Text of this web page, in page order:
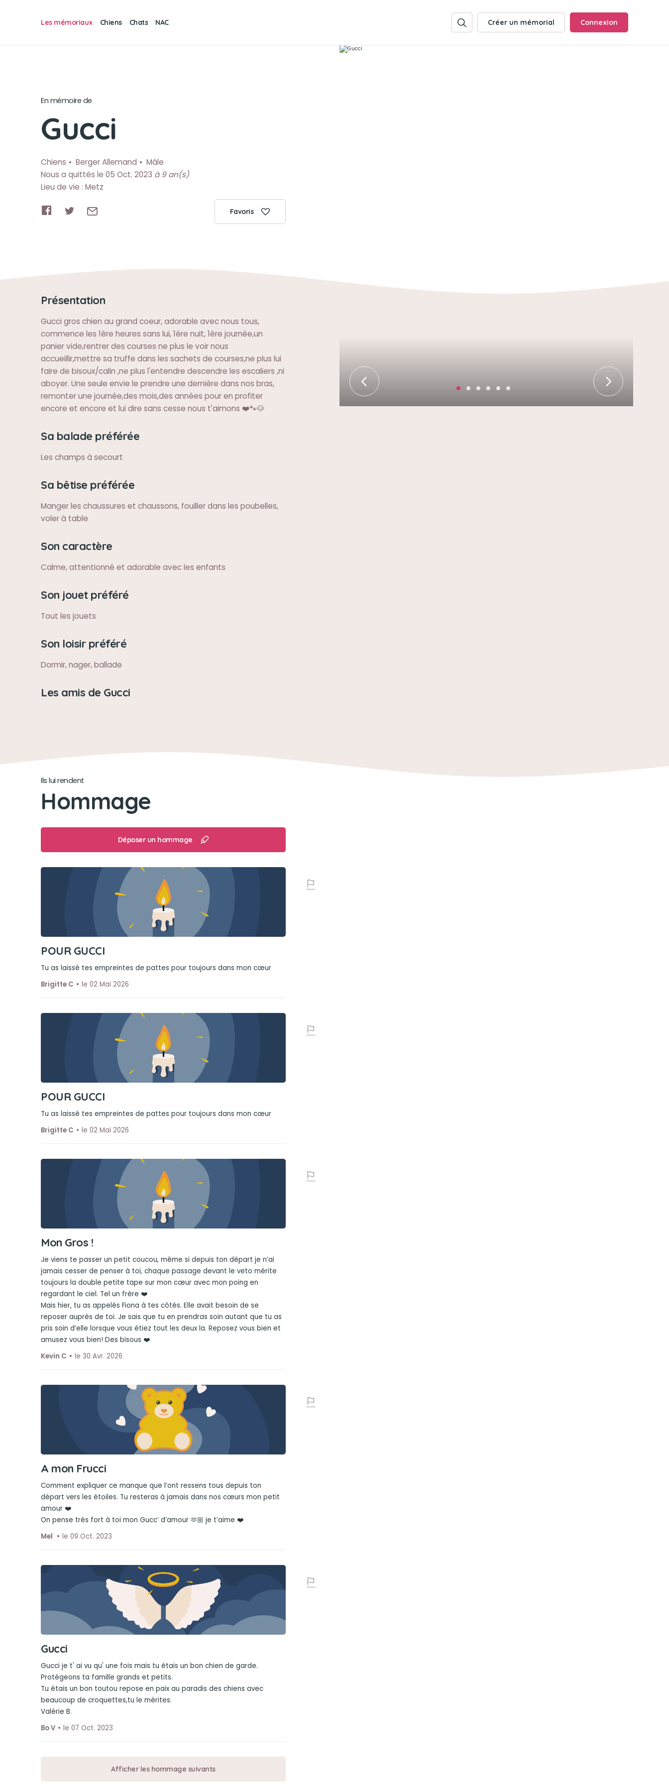
Les mémoriaux Chiens Chats NAC Créer un mémorial Connexion
En mémoire de
Gucci
Chiens Berger Allemand
Mâle
Nous a quittés le 05 Oct. 2023 à 9 an(s)
Lieu de vie : Metz
Favoris
Présentation
Gucci gros chien au grand coeur, adorable avec nous tous,
commence les 1ère heures sans lui, 1ère nuit, 1ère journée,un
panier vide,rentrer des courses ne plus le voir nous
accueillir,mettre sa truffe dans les sachets de courses,ne plus lui
faire de bisoux/calin ,ne plus l'entendre descendre les escaliers ,ni
aboyer. Une seule envie le prendre une dernière dans nos bras,
remonter une journée,des mois,des années pour en profiter
encore et encore et lui dire sans cesse nous t'aimons ❤️🐾🐶
Sa balade préférée
Les champs à secourt
Sa bêtise préférée
Manger les chaussures et chaussons, fouiller dans les poubelles,
voler à table
Son caractère
Calme, attentionné et adorable avec les enfants
Son jouet préféré
Tout les jouets
Son loisir préféré
Dormir, nager, ballade
Les amis de Gucci
Ils lui rendent
Hommage
Déposer un hommage
POUR GUCCI
Tu as laissé tes empreintes de pattes pour toujours dans mon cœur
Brigitte C
le 02 Mai 2026
POUR GUCCI
Tu as laissé tes empreintes de pattes pour toujours dans mon cœur
Brigitte C
le 02 Mai 2026
Mon Gros !
Je viens te passer un petit coucou, même si depuis ton départ je n’ai
jamais cesser de penser à toi, chaque passage devant le veto mérite
toujours la double petite tape sur mon cœur avec mon poing en
regardant le ciel. Tel un frère ❤️
Mais hier, tu as appelés Fiona à tes côtés. Elle avait besoin de se
reposer auprès de toi. Je sais que tu en prendras soin autant que tu as
pris soin d’elle lorsque vous étiez tout les deux la. Reposez vous bien et
amusez vous bien! Des bisous ❤️
Kevin C
le 30 Avr. 2026
A mon Frucci
Comment expliquer ce manque que l’ont ressens tous depuis ton
départ vers les étoiles. Tu resteras à jamais dans nos cœurs mon petit
amour ❤️
On pense très fort à toi mon Gucc’ d’amour 🫶🏼 je t’aime ❤️
Mel
le 09 Oct. 2023
Gucci
Gucci je t' ai vu qu' une fois mais tu étais un bon chien de garde.
Protégeons ta famille grands et petits.
Tu étais un bon toutou repose en paix au paradis des chiens avec
beaucoup de croquettes,tu le mérites.
Valérie B.
Bo V
le 07 Oct. 2023
Afficher les hommage suivants